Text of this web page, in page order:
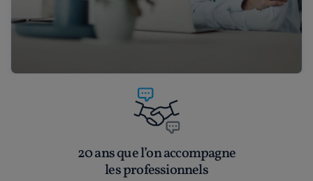
20 ans que l’on accompagne
les professionnels